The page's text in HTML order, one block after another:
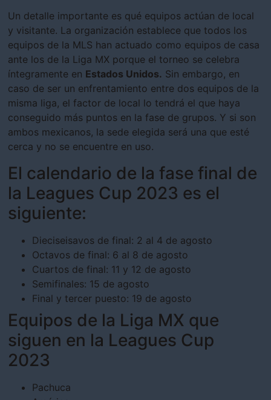
Un detalle importante es qué equipos actúan de local
y visitante. La organización establece que todos los
equipos de la MLS han actuado como equipos de casa
ante los de la Liga MX porque el torneo se celebra
íntegramente en Estados Unidos. Sin embargo, en
caso de ser un enfrentamiento entre dos equipos de la
misma liga, el factor de local lo tendrá el que haya
conseguido más puntos en la fase de grupos. Y si son
ambos mexicanos, la sede elegida será una que esté
cerca y no se encuentre en uso.
El calendario de la fase final de
la Leagues Cup 2023 es el
siguiente:
Dieciseisavos de final: 2 al 4 de agosto
Octavos de final: 6 al 8 de agosto
Cuartos de final: 11 y 12 de agosto
Semifinales: 15 de agosto
Final y tercer puesto: 19 de agosto
Equipos de la Liga MX que
siguen en la Leagues Cup
2023
Pachuca